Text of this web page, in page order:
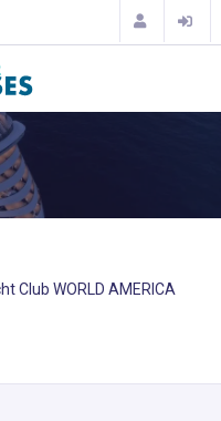
Club WORLD AMERICA